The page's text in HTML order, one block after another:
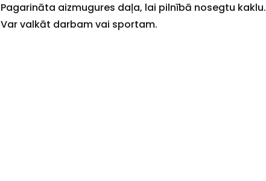
Pagarināta aizmugures daļa, lai pilnībā nosegtu kaklu.
Var valkāt darbam vai sportam.